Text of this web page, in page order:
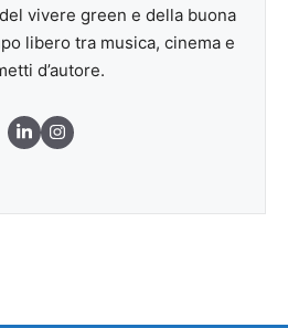
vivere green e della buona
libero tra musica, cinema e
d’autore.